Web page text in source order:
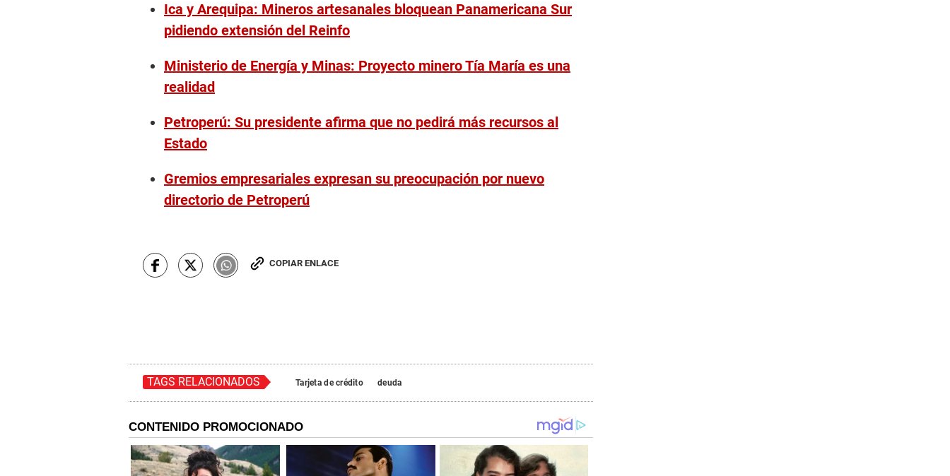
Ica y Arequipa: Mineros artesanales bloquean Panamericana Sur
pidiendo extensión del Reinfo
Ministerio de Energía y Minas: Proyecto minero Tía María es una
realidad
Petroperú: Su presidente afirma que no pedirá más recursos al
Estado
Gremios empresariales expresan su preocupación por nuevo
directorio de Petroperú
COPIAR ENLACE
TAGS RELACIONADOS Tarjeta de crédito deuda